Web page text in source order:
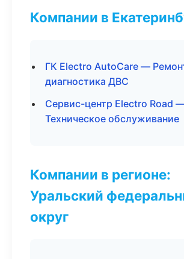
Компании в
ГК Electro AutoCare —
диагностика ДВС
Сервис-центр Electro Road
Техническое обслуживание
Компании в регионе:
Уральский
округ